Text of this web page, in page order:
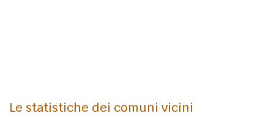
Le statistiche dei comuni vicini